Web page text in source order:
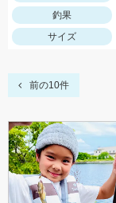
釣果
サイズ
前の10件